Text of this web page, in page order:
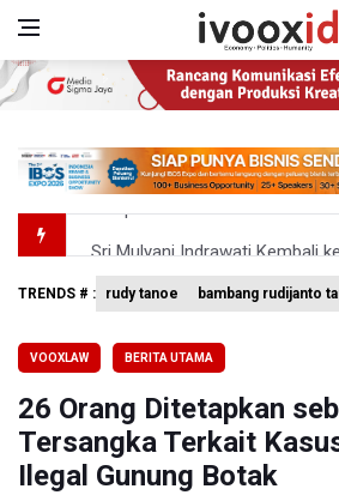
BRIN Pastikan Keamanan
Kuasa Hukum Klaim 995
Menperin Sebut Insentif
TRENDS # : rudy tanoe bambang rudijanto
VOOXLAW BERITA UTAMA
26 Orang Ditetapkan
Tersangka Terkait
Ilegal Gunung Botak